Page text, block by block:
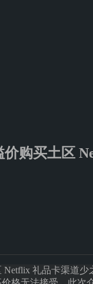
价购买土区
Netflix 礼品卡渠道